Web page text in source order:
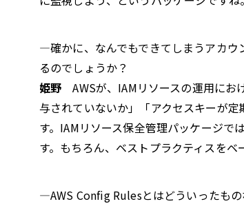
—確かに、なんでもできてしまうアカウ
るのでしょうか？
姫野 AWSが、IAMリソースの運用にお
与されていないか」「アクセスキーが
す。IAMリソース保全管理パッケージで
す。もちろん、ベストプラクティスをベ
—AWS Config Rulesとはどういったもの